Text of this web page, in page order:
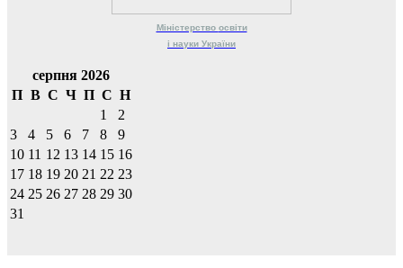
Міністерство освіти
і науки України
серпня 2026
П В С Ч П С Н
1
2
3
4 5 6 7 8
9
10 11 12 13 14 15 16
17 18 19 20 21 22 23
24 25 26 27 28 29 30
31